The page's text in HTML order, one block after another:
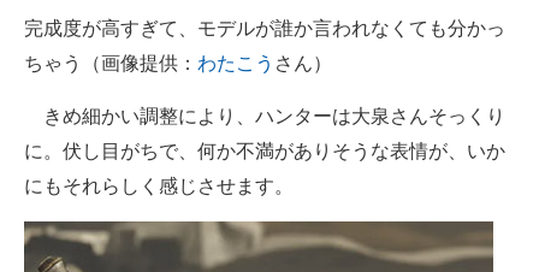
完成度が高すぎて、モデルが誰か言われなくても分かっ
ちゃう（画像提供： わたこう さん）
きめ細かい調整により、ハンターは大泉さんそっくり
に。伏し目がちで、何か不満がありそうな表情が、いか
にもそれらしく感じさせます。